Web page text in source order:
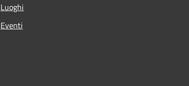
Luoghi
Eventi